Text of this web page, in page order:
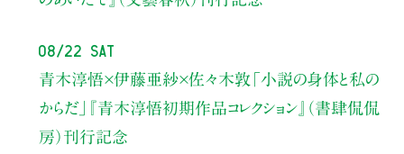
08/22 Sat
青木淳悟×伊藤亜紗×佐々木敦 「小説の身体と私の
からだ」
『青木淳悟初期作品コレクション』（書肆侃侃
房）刊行記念